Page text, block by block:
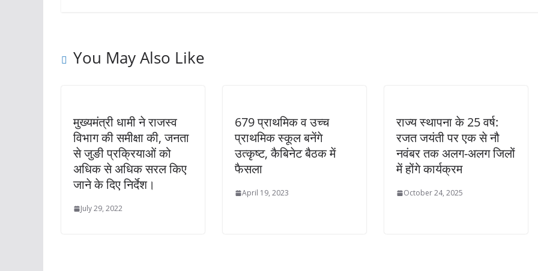
You May Also Like
मुख्यमंत्री धामी ने राजस्व
विभाग की समीक्षा की, जनता
से जुङी प्रक्रियाओं को
अधिक से अधिक सरल किए
जाने के दिए निर्देश।
July 29, 2022
679 प्राथमिक व उच्च
प्राथमिक स्कूल बनेंगे
उत्कृष्ट, कैबिनेट बैठक में
फैसला
April 19, 2023
राज्य स्थापना के 25 वर्ष:
रजत जयंती पर एक से नौ
नवंबर तक अलग-अलग जिलों
में होंगे कार्यक्रम
October 24, 2025